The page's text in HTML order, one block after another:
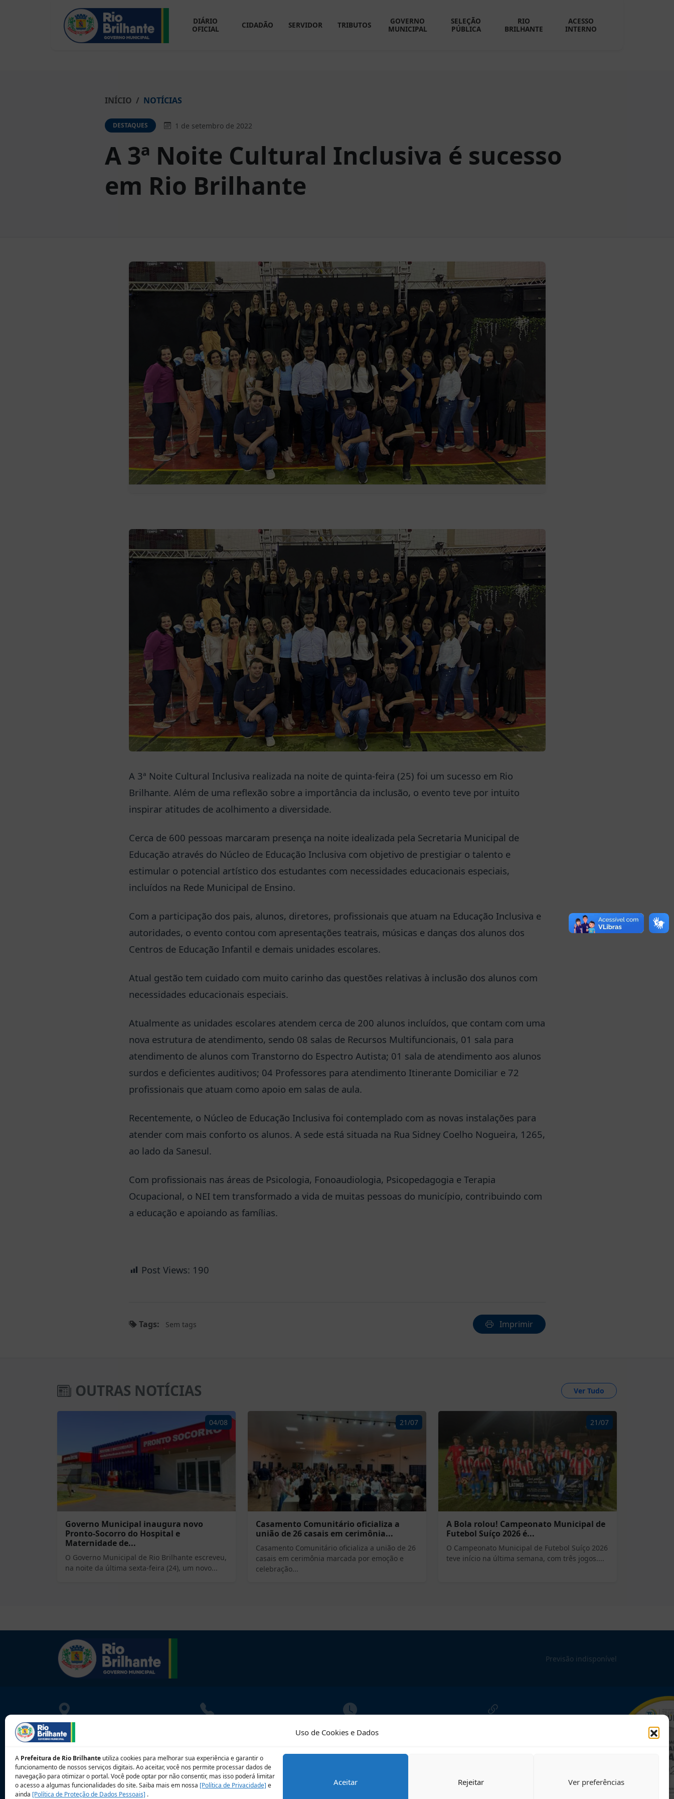
Uso de Cookies e Dados
A Prefeitura de Rio Brilhante utiliza cookies para melhorar sua experiência e garantir o
funcionamento de nossos serviços digitais. Ao aceitar, você nos permite processar dados de
navegação para otimizar o portal. Você pode optar por não consentir, mas isso poderá limitar
o acesso a algumas funcionalidades do site. Saiba mais em nossa [Política de Privacidade] e
ainda [Política de Proteção de Dados Pessoais] .
Aceitar Rejeitar Ver preferências
DIÁRIO
OFICIAL
CIDADÃO SERVIDOR TRIBUTOS
GOVERNO
MUNICIPAL
SELEÇÃO
PÚBLICA
RIO
BRILHANTE
ACESSO
INTERNO
INÍCIO NOTÍCIAS
DESTAQUES 1 de setembro de 2022
A 3ª Noite Cultural Inclusiva é sucesso
em Rio Brilhante
A 3ª Noite Cultural Inclusiva realizada na noite de quinta-feira (25) foi um sucesso em Rio
Brilhante. Além de uma reflexão sobre a importância da inclusão, o evento teve por intuito
inspirar atitudes de acolhimento a diversidade.
Cerca de 600 pessoas marcaram presença na noite idealizada pela Secretaria Municipal de
Educação através do Núcleo de Educação Inclusiva com objetivo de prestigiar o talento e
estimular o potencial artístico dos estudantes com necessidades educacionais especiais,
incluídos na Rede Municipal de Ensino.
Com a participação dos pais, alunos, diretores, profissionais que atuam na Educação Inclusiva e
autoridades, o evento contou com apresentações teatrais, músicas e danças dos alunos dos
Centros de Educação Infantil e demais unidades escolares.
Atual gestão tem cuidado com muito carinho das questões relativas à inclusão dos alunos com
necessidades educacionais especiais.
Atualmente as unidades escolares atendem cerca de 200 alunos incluídos, que contam com uma
nova estrutura de atendimento, sendo 08 salas de Recursos Multifuncionais, 01 sala para
atendimento de alunos com Transtorno do Espectro Autista; 01 sala de atendimento aos alunos
surdos e deficientes auditivos; 04 Professores para atendimento Itinerante Domiciliar e 72
profissionais que atuam como apoio em salas de aula.
Recentemente, o Núcleo de Educação Inclusiva foi contemplado com as novas instalações para
atender com mais conforto os alunos. A sede está situada na Rua Sidney Coelho Nogueira, 1265,
ao lado da Sanesul.
Com profissionais nas áreas de Psicologia, Fonoaudiologia, Psicopedagogia e Terapia
Ocupacional, o NEI tem transformado a vida de muitas pessoas do município, contribuindo com
a educação e apoiando as famílias.
Post Views: 190
Tags: Sem tags Imprimir
OUTRAS NOTÍCIAS Ver Tudo
04/08
Governo Municipal inaugura novo
Pronto-Socorro do Hospital e
Maternidade de...
O Governo Municipal de Rio Brilhante escreveu,
na noite da última sexta-feira (24), um novo...
21/07
Casamento Comunitário oficializa a
união de 26 casais em cerimônia...
Casamento Comunitário oficializa a união de 26
casais em cerimônia marcada por emoção e
celebração...
21/07
A Bola rolou! Campeonato Municipal de
Futebol Suíço 2026 é...
O Campeonato Municipal de Futebol Suíço 2026
teve início na última semana, com três jogos....
Previsão indisponível
LOCALIZAÇÃO
Rua Athayde Nogueira, 1033
Centro - Rio Brilhante - MS
CEP: 79.130-000
contato@riobrilhante.ms.gov.br
ATENDIMENTO
07:00 às 13:00